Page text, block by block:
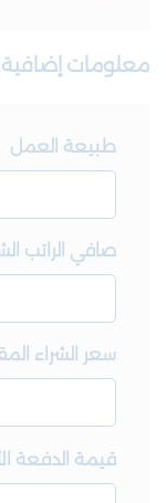
معلومات
طبيعة العمل
صافي الراتب
سعر الشراء
قيمة الدفعة